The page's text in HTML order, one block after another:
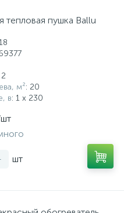
тепловая пушка Ballu
2
м²: 20
в: 1 x 230
шт